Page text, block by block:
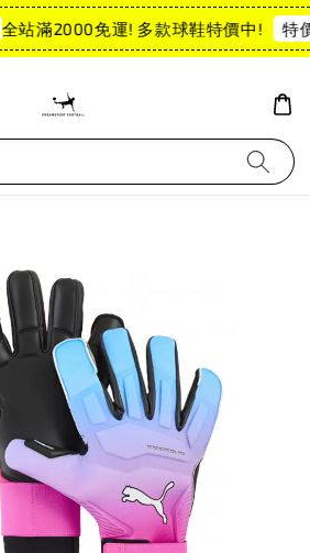
全站滿2000免運! 多款球鞋特價中! 特